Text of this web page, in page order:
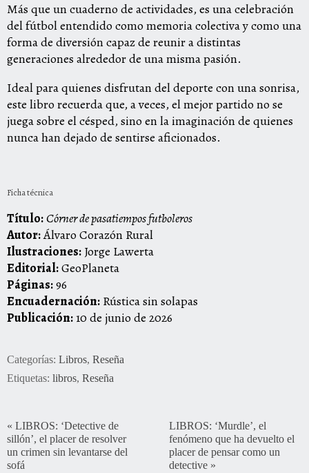
Más que un cuaderno de actividades, es una celebración
del fútbol entendido como memoria colectiva y como una
forma de diversión capaz de reunir a distintas
generaciones alrededor de una misma pasión.
Ideal para quienes disfrutan del deporte con una sonrisa,
este libro recuerda que, a veces, el mejor partido no se
juega sobre el césped, sino en la imaginación de quienes
nunca han dejado de sentirse aficionados.
Ficha técnica
Título:Córner de pasatiempos futboleros
Autor:Álvaro Corazón Rural
Ilustraciones: Jorge Lawerta
Editorial:GeoPlaneta
Páginas:96
Encuadernación: Rústica sin solapas
Publicación:10 de junio de 2026
Categorías: Libros, Reseña
Etiquetas: libros, Reseña
« LIBROS: ‘Detective de
sillón’, el placer de resolver
un crimen sin levantarse del
sofá
LIBROS: ‘Murdle’, el
fenómeno que ha devuelto el
placer de pensar como un
detective »